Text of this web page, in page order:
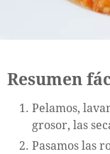
Resumen
Pelamos,
grosor, las
Pasamos las